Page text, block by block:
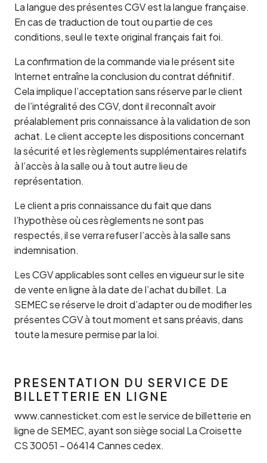
La langue des présentes CGV est la langue française.
En cas de traduction de tout ou partie de ces
conditions, seul le texte original français fait foi.
La confirmation de la commande via le présent site
Internet entraîne la conclusion du contrat définitif.
Cela implique l’acceptation sans réserve par le client
de l’intégralité des CGV, dont il reconnaît avoir
préalablement pris connaissance à la validation de son
achat. Le client accepte les dispositions concernant
la sécurité et les règlements supplémentaires relatifs
à l’accès à la salle ou à tout autre lieu de
représentation.
Le client a pris connaissance du fait que dans
l’hypothèse où ces règlements ne sont pas
respectés, il se verra refuser l’accès à la salle sans
indemnisation.
Les CGV applicables sont celles en vigueur sur le site
de vente en ligne à la date de l’achat du billet. La
SEMEC se réserve le droit d’adapter ou de modifier les
présentes CGV à tout moment et sans préavis, dans
toute la mesure permise par la loi.
PRESENTATION DU SERVICE DE
BILLETTERIE EN LIGNE
www.cannesticket.com est le service de billetterie en
ligne de SEMEC, ayant son siège social La Croisette
CS 30051 – 06414 Cannes cedex.